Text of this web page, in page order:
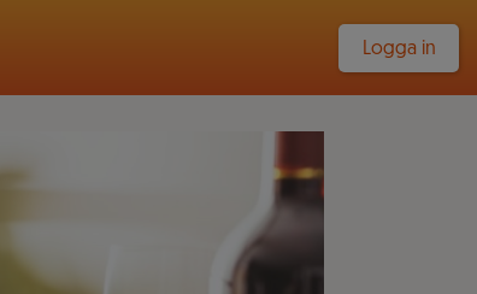
Logga in